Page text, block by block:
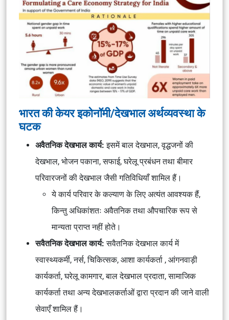
भारत की केयर इकोनॉमी/देखभाल अर्थव्यवस्था के
घटक
अवैतनिक देखभाल कार्य:इसमें बाल देखभाल, वृद्धजनों की
देखभाल, भोजन पकाना, सफाई, घरेलू प्रबंधन तथा बीमार
परिवारजनों की देखभाल जैसी गतिविधियाँ शामिल हैं।
ये कार्य परिवार के कल्याण के लिए अत्यंत आवश्यक हैं,
किन्तु अधिकांशतः अवैतनिक तथा औपचारिक रूप से
मान्यता प्राप्त नहीं होते।
सवैतनिक देखभाल कार्य:सवैतनिक देखभाल कार्य में
स्वास्थ्यकर्मी, नर्स, चिकित्सक, आशा कार्यकर्ता , आंगनवाड़ी
कार्यकर्ता, घरेलू कामगार, बाल देखभाल प्रदाता, सामाजिक
कार्यकर्ता तथा अन्य देखभालकर्ताओं द्वारा प्रदान की जाने वाली
सेवाएँ शामिल हैं।